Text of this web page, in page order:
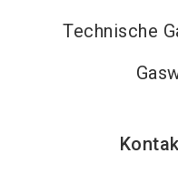
Technische